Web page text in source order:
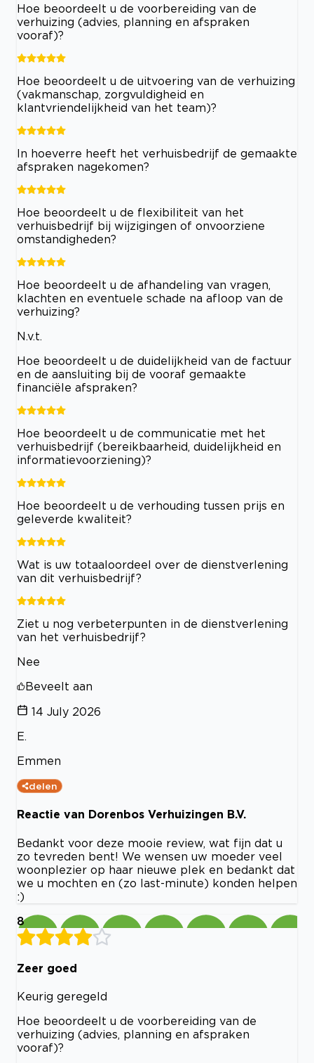
Hoe beoordeelt u de voorbereiding van de
verhuizing (advies, planning en afspraken
vooraf)?
Hoe beoordeelt u de uitvoering van de verhuizing
(vakmanschap, zorgvuldigheid en
klantvriendelijkheid van het team)?
In hoeverre heeft het verhuisbedrijf de gemaakte
afspraken nagekomen?
Hoe beoordeelt u de flexibiliteit van het
verhuisbedrijf bij wijzigingen of onvoorziene
omstandigheden?
Hoe beoordeelt u de afhandeling van vragen,
klachten en eventuele schade na afloop van de
verhuizing?
N.v.t.
Hoe beoordeelt u de duidelijkheid van de factuur
en de aansluiting bij de vooraf gemaakte
financiële afspraken?
Hoe beoordeelt u de communicatie met het
verhuisbedrijf (bereikbaarheid, duidelijkheid en
informatievoorziening)?
Hoe beoordeelt u de verhouding tussen prijs en
geleverde kwaliteit?
Wat is uw totaaloordeel over de dienstverlening
van dit verhuisbedrijf?
Ziet u nog verbeterpunten in de dienstverlening
van het verhuisbedrijf?
Nee
Beveelt aan
14 July 2026
E.
Emmen
delen
Reactie van Dorenbos Verhuizingen B.V.
Bedankt voor deze mooie review, wat fijn dat u
zo tevreden bent! We wensen uw moeder veel
woonplezier op haar nieuwe plek en bedankt dat
we u mochten en (zo last-minute) konden helpen
:)
8
Zeer goed
Keurig geregeld
Hoe beoordeelt u de voorbereiding van de
verhuizing (advies, planning en afspraken
vooraf)?